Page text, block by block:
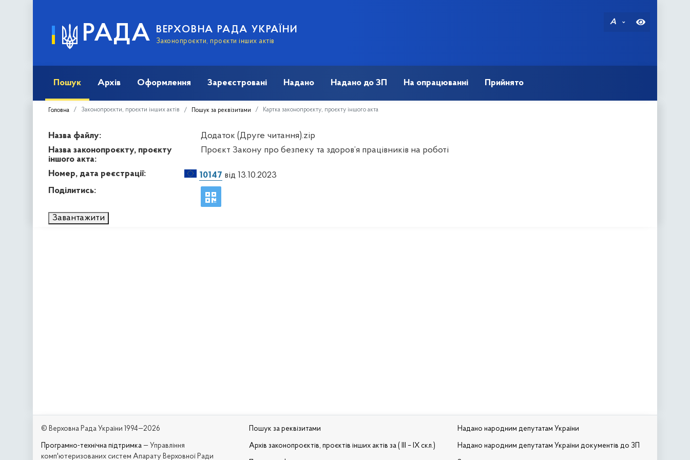
РАДА ВЕРХОВНА РАДА УКРАЇНИ
Законопроєкти, проєкти інших актів
A
Пошук Архів Оформлення Зареєстровані Надано Надано до ЗП На опрацюванні Прийнято
Головна Законопроєкти, проєкти інших актів Пошук за реквізитами Картка законопроєкту, проєкту іншого акта
Назва файлу:
Додаток (Друге читання).zip
Назва законопроєкту, проєкту
іншого акта:
Проєкт Закону про безпеку та здоров’я працівників на роботі
Номер, дата реєстрації: 10147 від 13.10.2023
Поділитись:
Завантажити
© Верховна Рада України 1994—2026
Програмно-технічна підтримка — Управління
комп'ютеризованих систем Апарату Верховної Ради
Пошук за реквізитами
Архів законопроєктів, проєктів інших актів за ( III – IX скл.)
Надано народним депутатам України
Надано народним депутатам України документів до ЗП